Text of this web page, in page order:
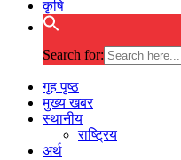
कृषि
Search for:
गृह पृष्ठ
मुख्य खबर
स्थानीय
राष्ट्रिय
अर्थ